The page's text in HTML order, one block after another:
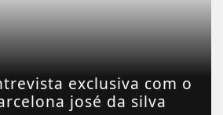
exclusiva com o
josé da silva